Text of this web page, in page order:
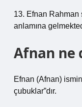
13. Efnan
anlamına
Afnan ne
Efnan (Afnan)
çubuklar”dır.